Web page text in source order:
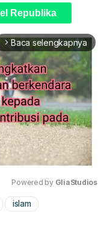
Republika
arrow_forward_ios Baca selengkapnya
Powered by GliaStudios
islam